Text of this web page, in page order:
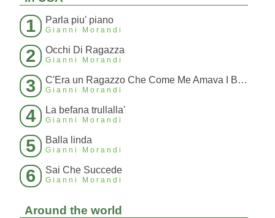
1 Parla piu' piano
Gianni Morandi
2 Occhi Di Ragazza
Gianni Morandi
3 C'Era un Ragazzo Che Come Me Amava I Beatles E I Rolling Stones
Gianni Morandi
4 La befana trullalla'
Gianni Morandi
5 Balla linda
Gianni Morandi
6 Sai Che Succede
Gianni Morandi
Around the world